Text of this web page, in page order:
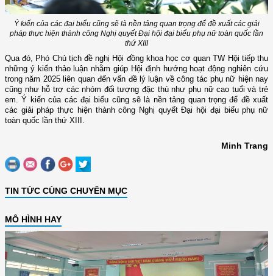
Ý kiến của các đại biểu cũng sẽ là nền tảng quan trọng để đề xuất các giải
pháp thực hiện thành công Nghị quyết Đại hội đại biểu phụ nữ toàn quốc lần
thứ XIII
Qua đó, Phó Chủ tịch đề nghị Hội đồng khoa học cơ quan TW Hội tiếp thu
những ý kiến thảo luận nhằm giúp Hội định hướng hoạt động nghiên cứu
trong năm 2025 liên quan đến vấn đề lý luận về công tác phụ nữ hiện nay
cũng như hỗ trợ các nhóm đối tượng đặc thù như phụ nữ cao tuổi và trẻ
em. Ý kiến của các đại biểu cũng sẽ là nền tảng quan trọng để đề xuất
các giải pháp thực hiện thành công Nghị quyết Đại hội đại biểu phụ nữ
toàn quốc lần thứ XIII.
Minh Trang
TIN TỨC CÙNG CHUYÊN MỤC
MÔ HÌNH HAY